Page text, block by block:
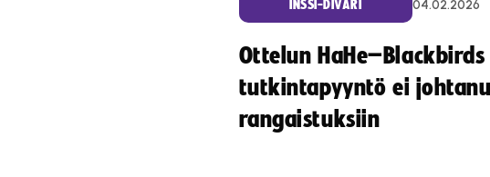
INSSI-DIVARI 04.02.2026
Ottelun HaHe–Blackbirds
tutkintapyyntö ei
rangaistuksiin